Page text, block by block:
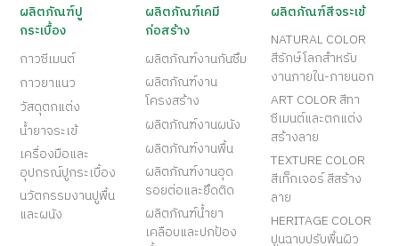
ผลิตภัณฑ์ปู
กระเบื้อง
กาวซีเมนต์
กาวยาแนว
วัสดุตกแต่ง
น้ำยาจระเข้
เครื่องมือและ
อุปกรณ์ปูกระเบื้อง
นวัตกรรมงานปูพื้น
และผนัง
ผลิตภัณฑ์เคมี
ก่อสร้าง
ผลิตภัณฑ์งานกันซึม
ผลิตภัณฑ์งาน
โครงสร้าง
ผลิตภัณฑ์งานผนัง
ผลิตภัณฑ์งานพื้น
ผลิตภัณฑ์งานอุด
รอยต่อและยึดติด
ผลิตภัณฑ์น้ำยา
เคลือบและปกป้อง
ผลิตภัณฑ์สีจระเข้
NATURAL COLOR
สีรักษ์โลกสำหรับ
งานภายใน-ภายนอก
ART COLOR สีทา
ซีเมนต์และตกแต่ง
สร้างลาย
TEXTURE COLOR
สีเท็กเจอร์ สีสร้าง
ลาย
HERITAGE COLOR
ปูนฉาบปรับพื้นผิว